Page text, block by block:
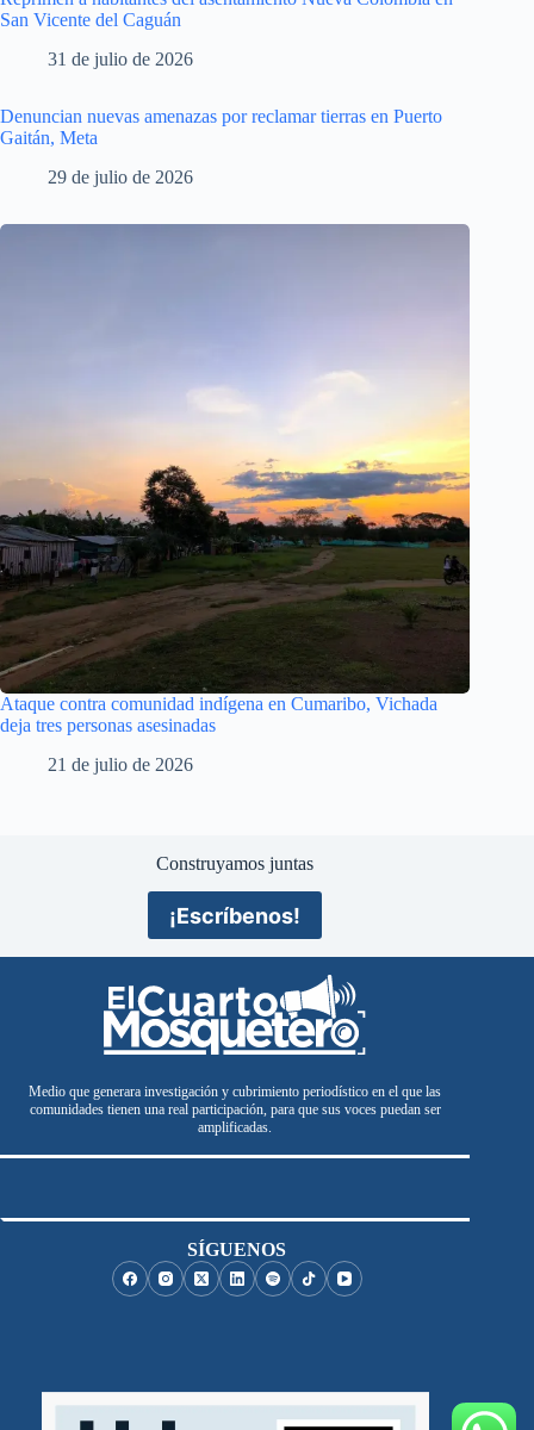
San Vicente del Caguán
31 de julio de 2026
Denuncian nuevas amenazas por reclamar tierras en Puerto
Gaitán, Meta
29 de julio de 2026
Ataque contra comunidad indígena en Cumaribo, Vichada
deja tres personas asesinadas
21 de julio de 2026
Construyamos juntas
¡Escríbenos!
Medio que generara investigación y cubrimiento periodístico en el que las
comunidades tienen una real participación, para que sus voces puedan ser
amplificadas.
SÍGUENOS